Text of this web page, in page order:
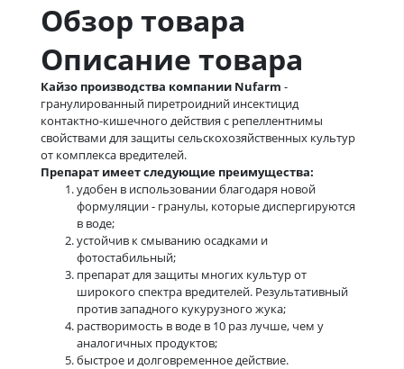
Обзор товара
Описание товара
Кайзо производства компании Nufarm -
гранулированный пиретроидний инсектицид
контактно-кишечного действия с репеллентнимы
свойствами для защиты сельскохозяйственных культур
от комплекса вредителей.
Препарат имеет следующие преимущества:
удобен в использовании благодаря новой
формуляции - гранулы, которые диспергируются
в воде;
устойчив к смыванию осадками и
фотостабильный;
препарат для защиты многих культур от
широкого спектра вредителей. Результативный
против западного кукурузного жука;
растворимость в воде в 10 раз лучше, чем у
аналогичных продуктов;
быстрое и долговременное действие.